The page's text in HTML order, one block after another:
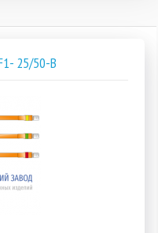
25/50-В